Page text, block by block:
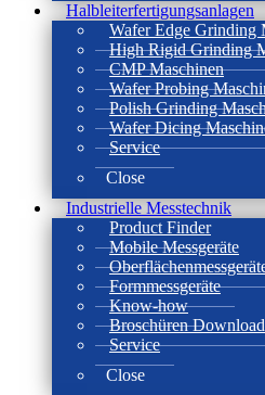
Halbleiterfertigungsanlagen
Wafer Edge Grinding
High Rigid Grinding
CMP Maschinen
Wafer Probing
Polish Grinding
Wafer Dicing
Service
Close
Industrielle Messtechnik
Product Finder
Mobile Messgeräte
Formmessgeräte
Know-how
Broschüren Download
Service
Close